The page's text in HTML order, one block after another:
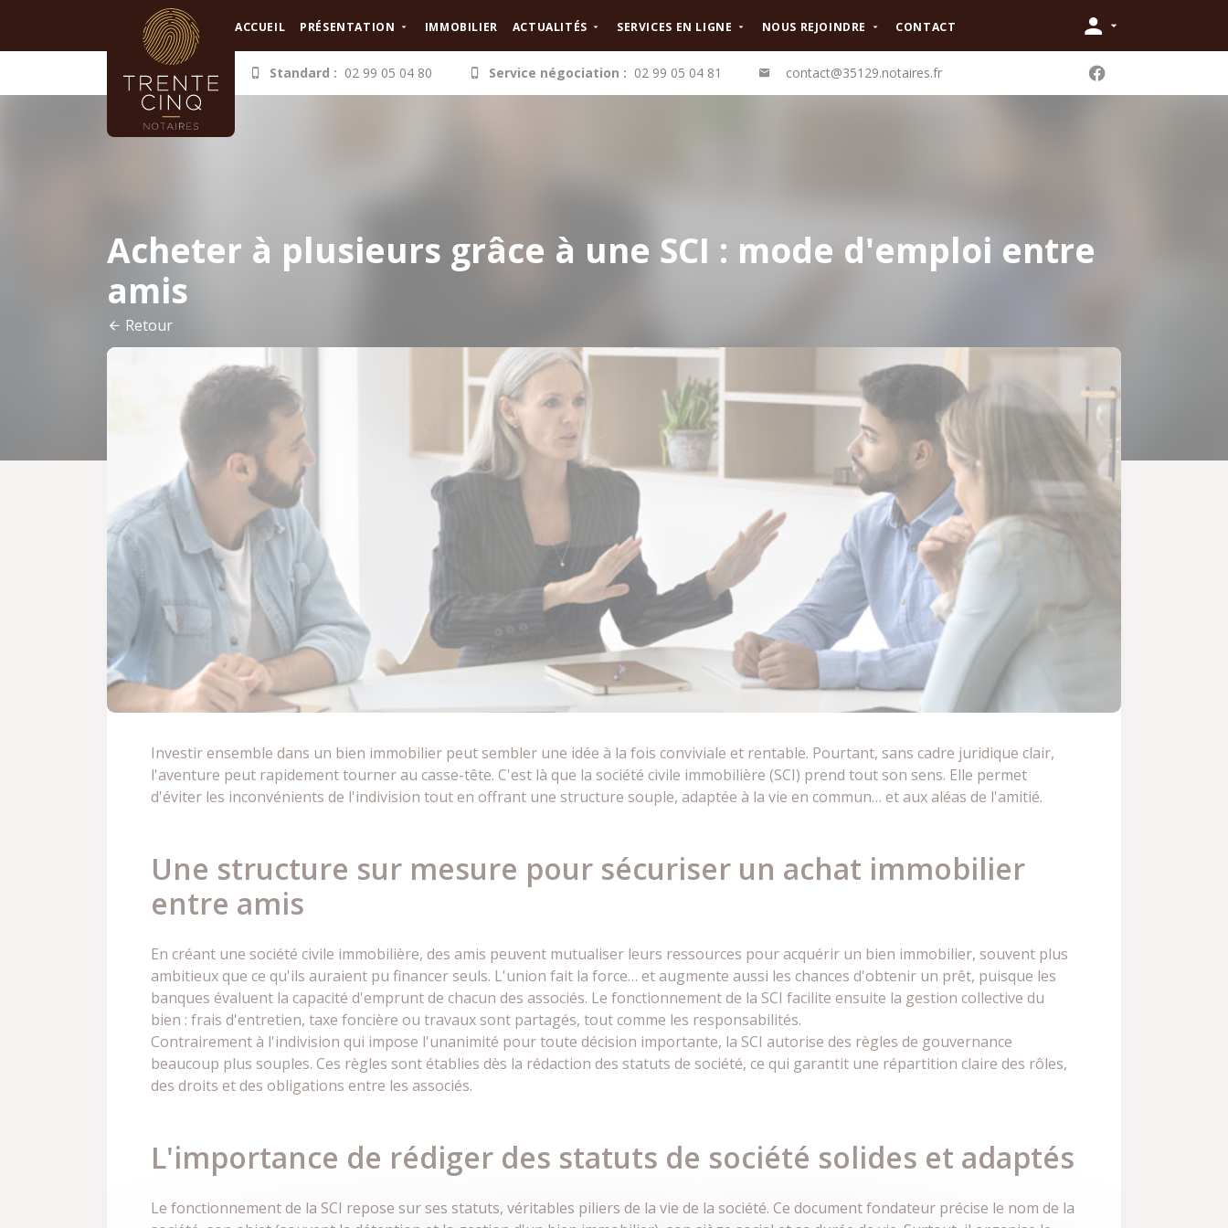
ACCUEIL PRÉSENTATION IMMOBILIER ACTUALITÉS SERVICES EN LIGNE NOUS REJOINDRE CONTACT
Standard : 02 99 05 04 80 Service négociation : 02 99 05 04 81 contact@35129.notaires.fr
Acheter à plusieurs grâce à une SCI : mode d'emploi entre
amis
Retour
Investir ensemble dans un bien immobilier peut sembler une idée à la fois conviviale et rentable. Pourtant, sans cadre juridique clair,
l'aventure peut rapidement tourner au casse-tête. C'est là que la société civile immobilière (SCI) prend tout son sens. Elle permet
d'éviter les inconvénients de l'indivision tout en offrant une structure souple, adaptée à la vie en commun… et aux aléas de l'amitié.
Une structure sur mesure pour sécuriser un achat immobilier
entre amis
En créant une société civile immobilière, des amis peuvent mutualiser leurs ressources pour acquérir un bien immobilier, souvent plus
ambitieux que ce qu'ils auraient pu financer seuls. L'union fait la force… et augmente aussi les chances d'obtenir un prêt, puisque les
banques évaluent la capacité d'emprunt de chacun des associés. Le fonctionnement de la SCI facilite ensuite la gestion collective du
bien : frais d'entretien, taxe foncière ou travaux sont partagés, tout comme les responsabilités.
Contrairement à l'indivision qui impose l'unanimité pour toute décision importante, la SCI autorise des règles de gouvernance
beaucoup plus souples. Ces règles sont établies dès la rédaction des statuts de société, ce qui garantit une répartition claire des rôles,
des droits et des obligations entre les associés.
L'importance de rédiger des statuts de société solides et adaptés
Le fonctionnement de la SCI repose sur ses statuts, véritables piliers de la vie de la société. Ce document fondateur précise le nom de la
Panneau de gestion des cookies